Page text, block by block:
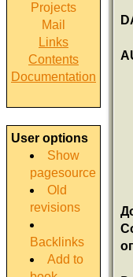
Projects
Mail
Links
Contents
Documentation
User options
Show
pagesource
Old
revisions
Backlinks
Add to